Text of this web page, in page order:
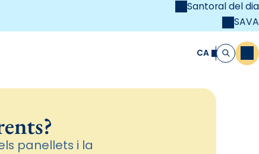
Santoral del dia
SAVA
Cristiana CA Cerca
panellets i la